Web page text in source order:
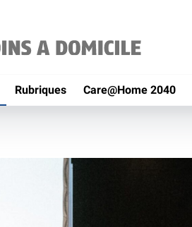
Rubriques Care@Home 2040